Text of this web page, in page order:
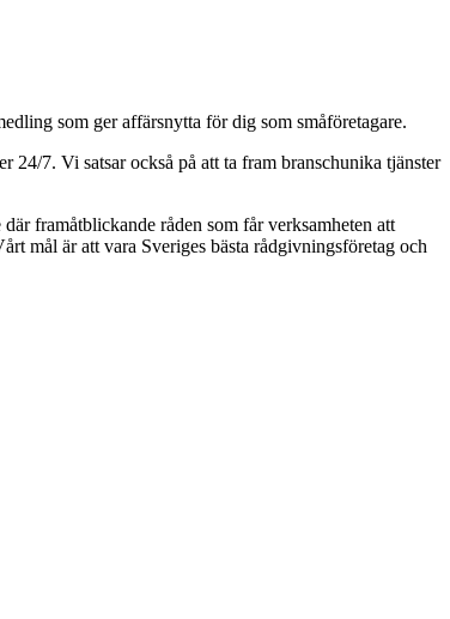
som ger affärsnytta för dig som småföretagare.
7. Vi satsar också på att ta fram branschunika tjänster
framåtblickande råden som får verksamheten att
mål är att vara Sveriges bästa rådgivningsföretag och